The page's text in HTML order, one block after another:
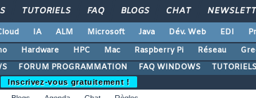
TUTORIELS FAQ BLOGS CHAT
IA ALM Microsoft Java Dév. Web EDI
Hardware HPC Mac Raspberry Pi Réseau
FORUM PROGRAMMATION FAQ WINDOWS
Inscrivez-vous gratuitement !